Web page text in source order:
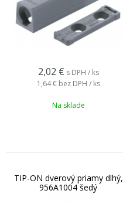
2,02 € s DPH / ks
1,64 € bez DPH / ks
Na sklade
TIP-ON dverový priamy dlhý,
956A1004 šedý